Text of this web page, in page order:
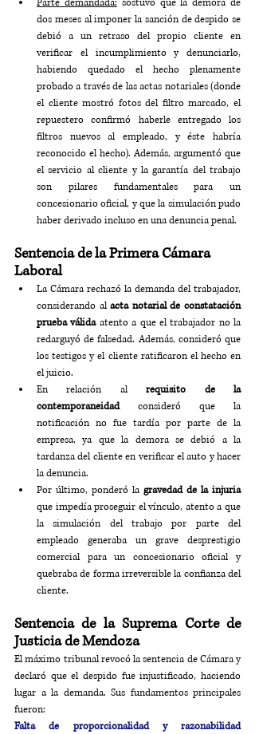
Parte demandada: sostuvo que la demora de
dos meses al imponer la sanción de despido se
debió a un retraso del propio cliente en
verificar el incumplimiento y denunciarlo,
habiendo quedado el hecho plenamente
probado a través de las actas notariales (donde
el cliente mostró fotos del filtro marcado, el
repuestero confirmó haberle entregado los
filtros nuevos al empleado, y éste habría
reconocido el hecho). Además, argumentó que
el servicio al cliente y la garantía del trabajo
son pilares fundamentales para un
concesionario oficial, y que la simulación pudo
haber derivado incluso en una denuncia penal.
Sentencia de la Primera Cámara
Laboral
La Cámara rechazó la demanda del trabajador,
considerando al acta notarial de constatación
prueba válida atento a que el trabajador no la
redarguyó de falsedad. Además, consideró que
los testigos y el cliente ratificaron el hecho en
el juicio.
En relación al requisito de la
contemporaneidad consideró que la
notificación no fue tardía por parte de la
empresa, ya que la demora se debió a la
tardanza del cliente en verificar el auto y hacer
la denuncia.
Por último, ponderó la gravedad de la injuria
que impedía proseguir el vínculo, atento a que
la simulación del trabajo por parte del
empleado generaba un grave desprestigio
comercial para un concesionario oficial y
quebraba de forma irreversible la confianza del
cliente.
Sentencia de la Suprema Corte de
Justicia de Mendoza
El máximo tribunal revocó la sentencia de Cámara y
declaró que el despido fue injustificado, haciendo
lugar a la demanda. Sus fundamentos principales
fueron:
Falta de proporcionalidad y razonabilidad